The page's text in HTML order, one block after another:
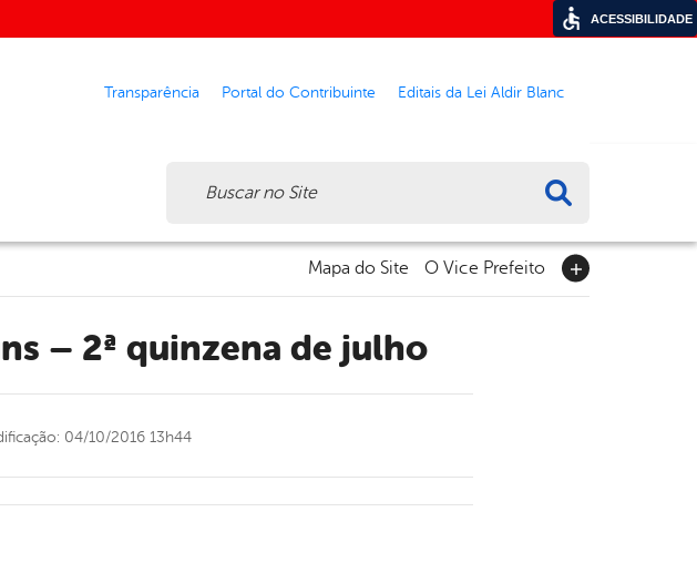
Transparência Portal do Contribuinte Editais da Lei Aldir Blanc
Mapa do Site O Vice Prefeito
– 2ª quinzena de julho
04/10/2016 13h44
ACESSIBILIDADE